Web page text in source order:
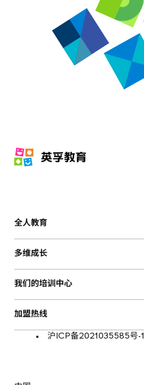
全人教育
多维成长
我们的培训中心
加盟热线
沪ICP备2021035585号-